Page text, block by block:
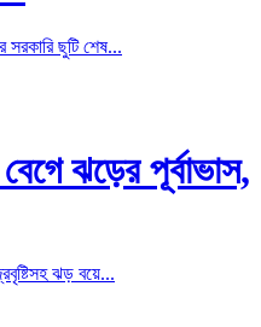
ছুটি শেষ...
ঝড়ের পূর্বাভাস,
ঝড় বয়ে...